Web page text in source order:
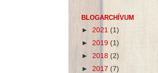
BLOGARCHÍVUM
► 2021 (1)
► 2019 (1)
► 2018 (2)
► 2017 (7)